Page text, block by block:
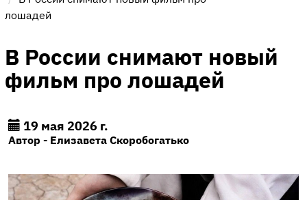
лошадей
В России снимают новый
фильм про лошадей
19 мая 2026 г.
Автор - Елизавета Скоробогатько